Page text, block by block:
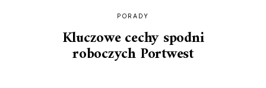
PORADY
Kluczowe cechy spodni
roboczych Portwest